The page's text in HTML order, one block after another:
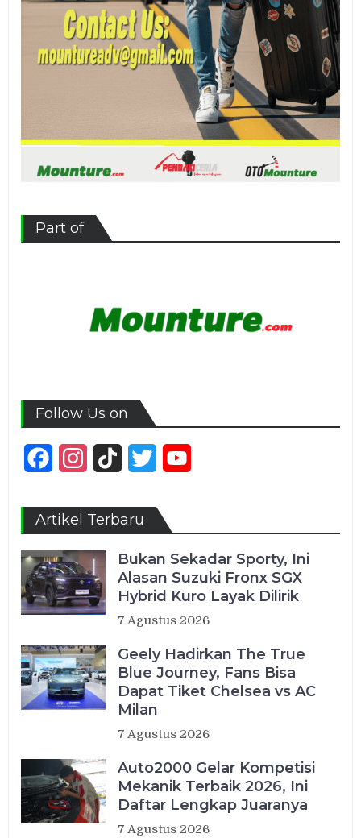
Part of
Follow Us on
FacebookInstagram
TikTok Twitter
Artikel Terbaru
Bukan Sekadar Sporty, Ini
Alasan Suzuki Fronx SGX
Hybrid Kuro Layak Dilirik
7 Agustus 2026
Geely Hadirkan The True
Blue Journey, Fans Bisa
Dapat Tiket Chelsea vs AC
Milan
7 Agustus 2026
Auto2000 Gelar Kompetisi
Mekanik Terbaik 2026, Ini
Daftar Lengkap Juaranya
7 Agustus 2026